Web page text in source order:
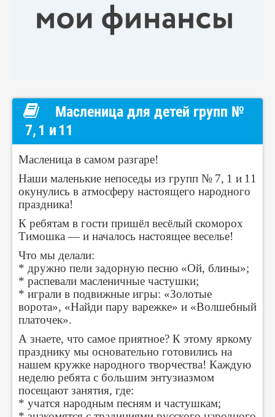
Масленица для детей групп №
7, 1 и 11
Масленица в самом разгаре!
Наши маленькие непоседы из групп № 7, 1 и 11
окунулись в атмосферу настоящего народного
праздника!
К ребятам в гости пришёл весёлый скоморох
Тимошка — и началось настоящее веселье!
Что мы делали:
* дружно пели задорную песню «Ой, блины»;
* распевали масленичные частушки;
* играли в подвижные игры: «Золотые
ворота», «Найди пару варежке» и «Волшебный
платочек».
А знаете, что самое приятное? К этому яркому
празднику мы основательно готовились на
нашем кружке народного творчества! Каждую
неделю ребята с большим энтузиазмом
посещают занятия, где:
* учатся народным песням и частушкам;